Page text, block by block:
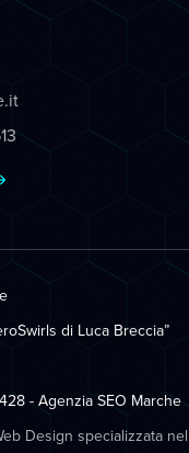
di Luca Breccia”
- Agenzia SEO Marche
Design specializzata